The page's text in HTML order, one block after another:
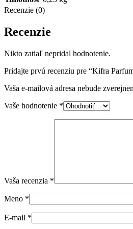
Recenzie (0)
Recenzie
Nikto zatiaľ nepridal hodnotenie.
Pridajte prvú recenziu pre “Kifra
Vaša e-mailová adresa nebude
Vaše hodnotenie *
Vaša recenzia *
Meno *
E-mail *